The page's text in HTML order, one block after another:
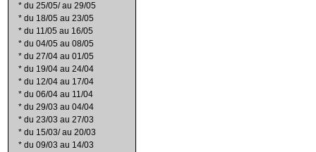
* du 25/05/ au 29/05
* du 18/05 au 23/05
* du 11/05 au 16/05
* du 04/05 au 08/05
* du 27/04 au 01/05
* du 19/04 au 24/04
* du 12/04 au 17/04
* du 06/04 au 11/04
* du 29/03 au 04/04
* du 23/03 au 27/03
* du 15/03/ au 20/03
* du 09/03 au 14/03